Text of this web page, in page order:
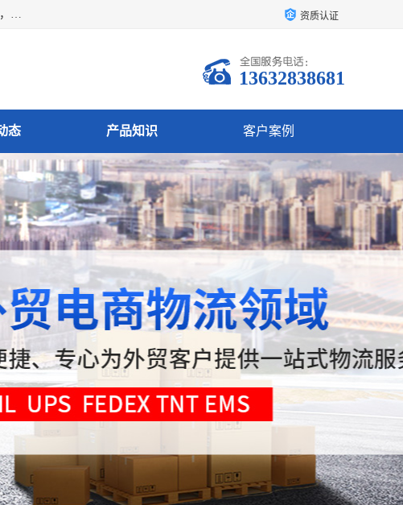
深圳市博冠国际物流有限公司是一家国际化物流公司，致力于打造国际成员之一的物流服务平台。公司主营国际跨境运输业务，提供国际快递、FBA空派专线、国际海空运、国际空运专线、中欧铁路运输等国际海空运、国际快递、国际铁路运输及跨境专线物流等各类进出口运输方面的业务。 资质认证
13632838681
态 产品知识 客户案例